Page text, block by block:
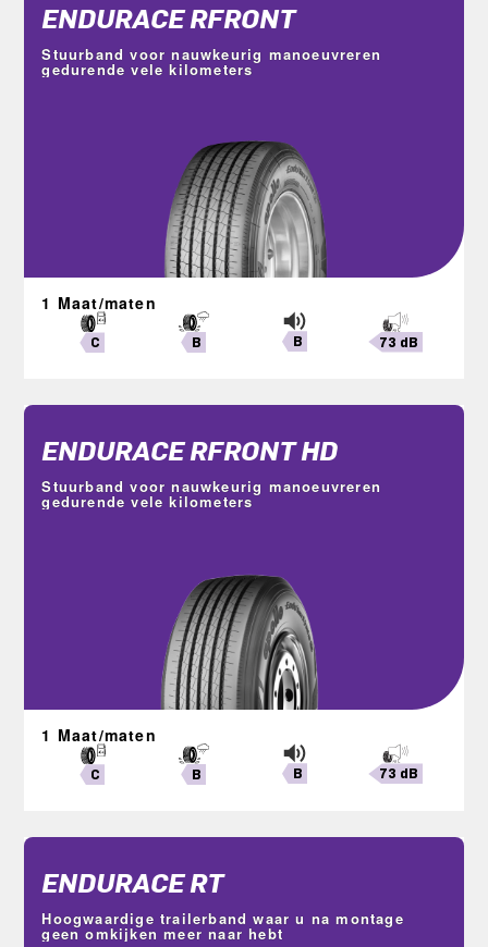
ENDURACE RFRONT
Stuurband voor nauwkeurig manoeuvreren
gedurende vele kilometers
1 Maat/maten
C B B 73 dB
ENDURACE RFRONT HD
Stuurband voor nauwkeurig manoeuvreren
gedurende vele kilometers
1 Maat/maten
C B B 73 dB
ENDURACE RT
Hoogwaardige trailerband waar u na montage
geen omkijken meer naar hebt